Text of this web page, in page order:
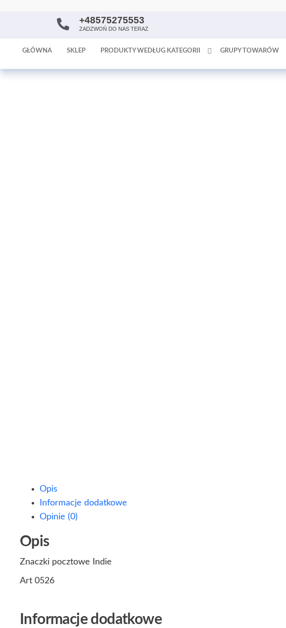
AntykArt
poświęcona
sprzedaży
tapet
+48575275553
ZADZWOŃ DO NAS TERAZ
GŁÓWNA SKLEP PRODUKTY WEDŁUG KATEGORII GRUPY TOWARÓW
Opis
Informacje dodatkowe
Opinie (0)
Opis
Znaczki pocztowe Indie
Art 0526
Informacje dodatkowe